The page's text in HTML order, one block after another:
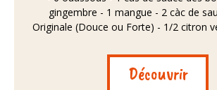
gingembre - 1 mangue - 2 càc de
Originale (Douce ou Forte) - 1/2 citron
Découvrir